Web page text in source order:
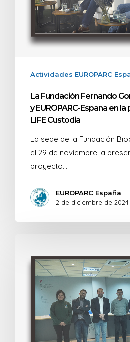
Actividades EUROPARC
La Fundación Fernando
y EUROPARC-España en
LIFE Custodia
La sede de la Fundación
el 29 de noviembre la
proyecto…
EUROPARC España
2 de diciembre de 2024